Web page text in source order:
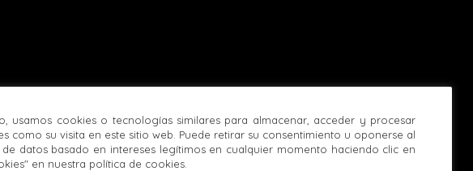
usamos cookies o tecnologías similares para almacenar, acceder y procesar
como su visita en este sitio web. Puede retirar su consentimiento u oponerse al
datos basado en intereses legítimos en cualquier momento haciendo clic en
en nuestra política de cookies.